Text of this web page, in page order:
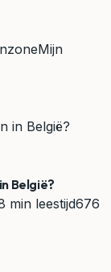
Mijn
in België?
België?
min leestijd676